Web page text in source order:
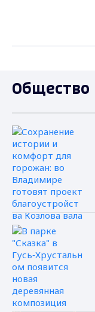
Общество